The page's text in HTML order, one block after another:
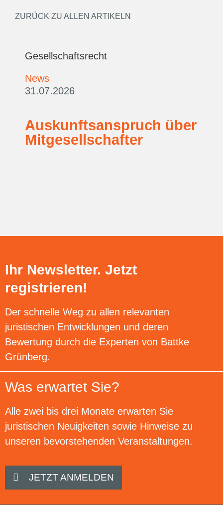
ZURÜCK ZU ALLEN ARTIKELN
Gesellschaftsrecht
News
31.07.2026
Auskunftsanspruch über
Mitgesellschafter
Ihr Newsletter. Jetzt
registrieren!
Der schnelle Weg zu allen relevanten
juristischen Entwicklungen und deren
Bewertung durch die Experten von Battke
Grünberg.
Was erwartet Sie?
Alle zwei bis drei Monate erwarten Sie
juristischen Neuigkeiten sowie Hinweise zu
unseren bevorstehenden Veranstaltungen.
JETZT ANMELDEN